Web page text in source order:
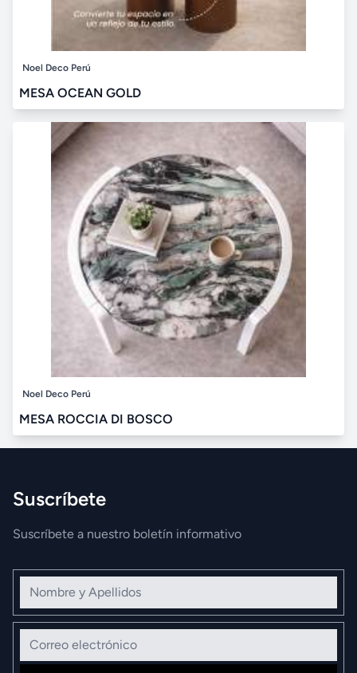
Noel Deco Perú
MESA OCEAN GOLD
Noel Deco Perú
MESA ROCCIA DI BOSCO
Suscríbete
Suscríbete a nuestro boletín informativo
Nombre y Apellidos
Correo electrónico